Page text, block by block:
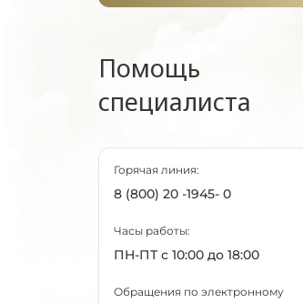
Помощь
специалиста
Горячая линия:
8 (800) 20 -1945- 0
Часы работы:
ПН-ПТ с 10:00 до 18:00
Обращения по электронному